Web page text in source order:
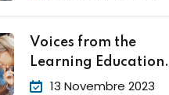
Voices from the
Learning Education
Hub13 Novembre 2023